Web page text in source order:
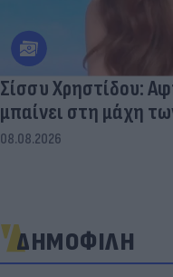
Σίσσυ Χρηστίδου:
μπαίνει στη μάχη
08.08.2026
ΔΗΜΟΦΙΛΗ